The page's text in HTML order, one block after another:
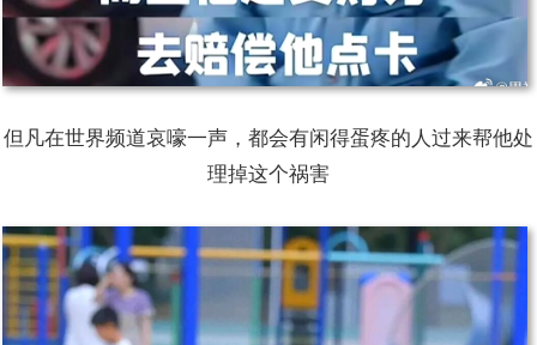
但凡在世界频道哀嚎一声，都会有闲得蛋疼的人过来帮他处
理掉这个祸害